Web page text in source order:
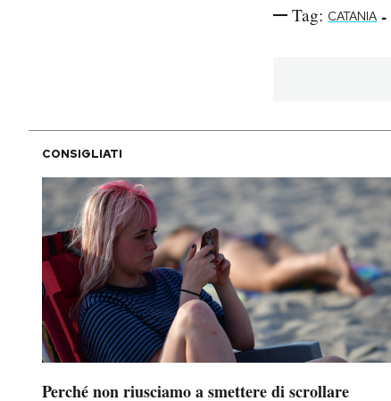
Tag: CATANIA -
CONSIGLIATI
Perché non riusciamo a smettere di scrollare